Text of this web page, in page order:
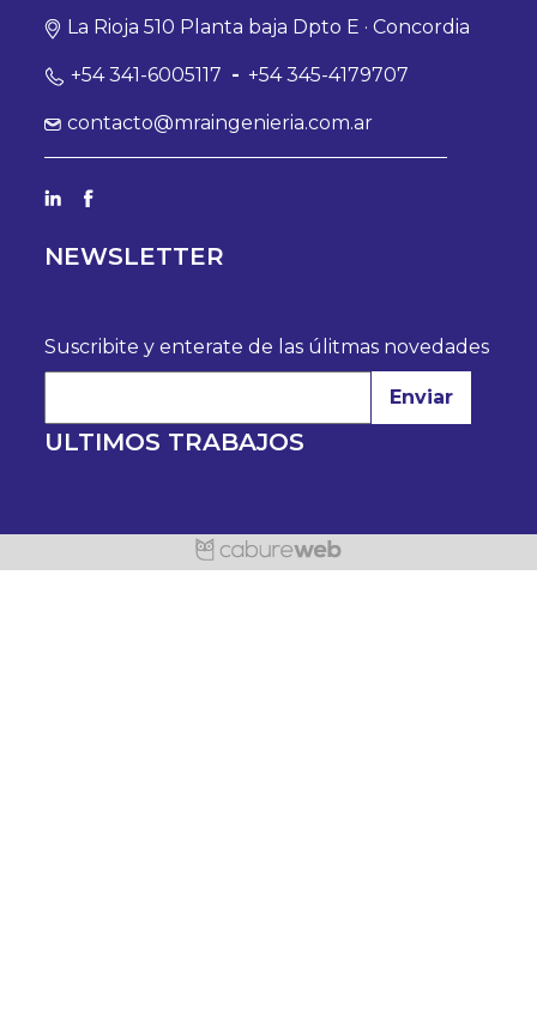
La Rioja 510 Planta baja Dpto E · Concordia
+54 341-6005117 - +54 345-4179707
contacto@mraingenieria.com.ar
NEWSLETTER
Suscribite y enterate de las úlitmas novedades
Enviar
ULTIMOS TRABAJOS